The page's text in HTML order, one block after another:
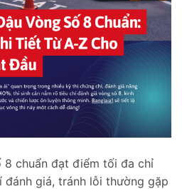
8 chuẩn đạt điểm tối đa chỉ
đánh giá, tránh lỗi thường gặp